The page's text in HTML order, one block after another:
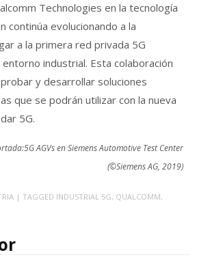
Technologies en la tecnología
continúa evolucionando a la
a la primera red privada 5G
industrial. Esta colaboración
y desarrollar soluciones
que se podrán utilizar con la nueva
5G.
AGVs en Siemens Automotive Test Center
(©Siemens AG, 2019)
| TAGGED INDUSTRIAL 5G, QUALCOMM,